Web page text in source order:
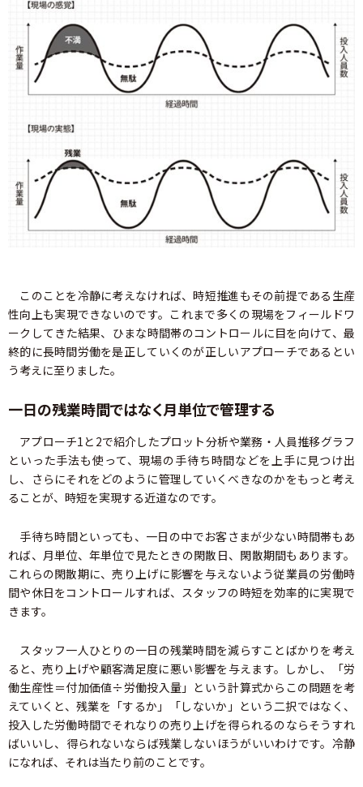
このことを冷静に考えなければ、時短推進もその前提である生産
性向上も実現できないのです。これまで多くの現場をフィールドワ
ークしてきた結果、ひまな時間帯のコントロールに目を向けて、最
終的に長時間労働を是正していくのが正しいアプローチであるとい
う考えに至りました。
一日の残業時間ではなく月単位で管理する
アプローチ1と2で紹介したプロット分析や業務・人員推移グラフ
といった手法も使って、現場の手待ち時間などを上手に見つけ出
し、さらにそれをどのように管理していくべきなのかをもっと考え
ることが、時短を実現する近道なのです。
手待ち時間といっても、一日の中でお客さまが少ない時間帯もあ
れば、月単位、年単位で見たときの閑散日、閑散期間もあります。
これらの閑散期に、売り上げに影響を与えないよう従業員の労働時
間や休日をコントロールすれば、スタッフの時短を効率的に実現で
きます。
スタッフ一人ひとりの一日の残業時間を減らすことばかりを考え
ると、売り上げや顧客満足度に悪い影響を与えます。しかし、「労
働生産性＝付加価値÷労働投入量」という計算式からこの問題を考
えていくと、残業を「するか」「しないか」という二択ではなく、
投入した労働時間でそれなりの売り上げを得られるのならそうすれ
ばいいし、得られないならば残業しないほうがいいわけです。冷静
になれば、それは当たり前のことです。